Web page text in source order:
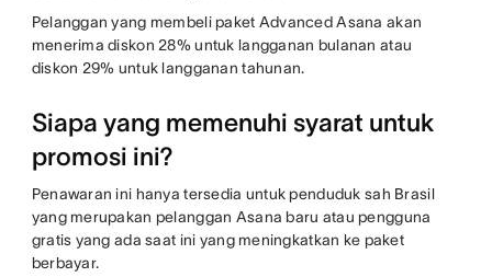
Pelanggan yang membeli paket Advanced Asana akan
menerima diskon 28% untuk langganan bulanan atau
diskon 29% untuk langganan tahunan.
Siapa yang memenuhi syarat untuk
promosi ini?
Penawaran ini hanya tersedia untuk penduduk sah Brasil
yang merupakan pelanggan Asana baru atau pengguna
gratis yang ada saat ini yang meningkatkan ke paket
berbayar.